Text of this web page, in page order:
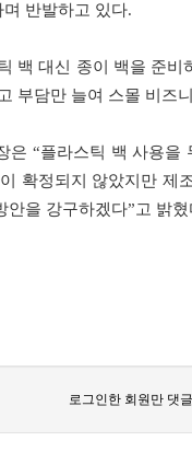
반발하고 있다.
백 대신 종이 백을 준
부담만 늘여 스몰 비즈
은 “플라스틱 백 사용
확정되지 않았지만
안을 강구하겠다”고 밝혔
로그인한 회원만 댓